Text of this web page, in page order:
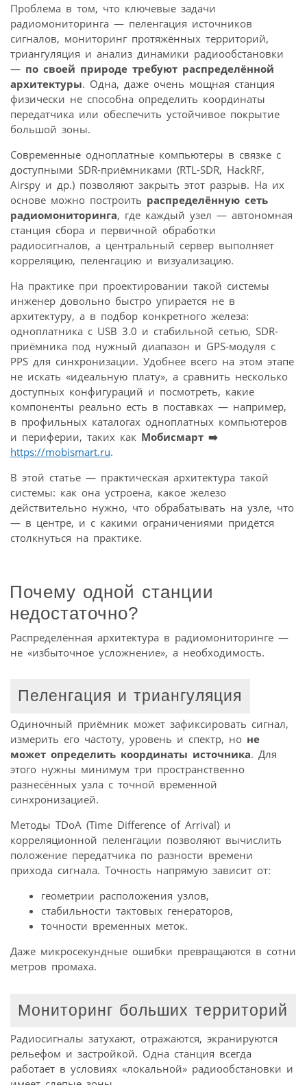
Проблема в том, что ключевые задачи
радиомониторинга — пеленгация источников
сигналов, мониторинг протяжённых территорий,
триангуляция и анализ динамики радиообстановки
— по своей природе требуют распределённой
архитектуры. Одна, даже очень мощная станция
физически не способна определить координаты
передатчика или обеспечить устойчивое покрытие
большой зоны.
Современные одноплатные компьютеры в связке с
доступными SDR-приёмниками (RTL-SDR, HackRF,
Airspy и др.) позволяют закрыть этот разрыв. На их
основе можно построить распределённую сеть
радиомониторинга, где каждый узел — автономная
станция сбора и первичной обработки
радиосигналов, а центральный сервер выполняет
корреляцию, пеленгацию и визуализацию.
На практике при проектировании такой системы
инженер довольно быстро упирается не в
архитектуру, а в подбор конкретного железа:
одноплатника с USB 3.0 и стабильной сетью, SDR-
приёмника под нужный диапазон и GPS-модуля с
PPS для синхронизации. Удобнее всего на этом этапе
не искать «идеальную плату», а сравнить несколько
доступных конфигураций и посмотреть, какие
компоненты реально есть в поставках — например,
в профильных каталогах одноплатных компьютеров
и периферии, таких как Мобисмарт ➡️
https://mobismart.ru.
В этой статье — практическая архитектура такой
системы: как она устроена, какое железо
действительно нужно, что обрабатывать на узле, что
— в центре, и с какими ограничениями придётся
столкнуться на практике.
Почему одной станции
недостаточно?
Распределённая архитектура в радиомониторинге —
не «избыточное усложнение», а необходимость.
Пеленгация и триангуляция
Одиночный приёмник может зафиксировать сигнал,
измерить его частоту, уровень и спектр, но не
может определить координаты источника. Для
этого нужны минимум три пространственно
разнесённых узла с точной временной
синхронизацией.
Методы TDoA (Time Difference of Arrival) и
корреляционной пеленгации позволяют вычислить
положение передатчика по разности времени
прихода сигнала. Точность напрямую зависит от:
геометрии расположения узлов,
стабильности тактовых генераторов,
точности временных меток.
Даже микросекундные ошибки превращаются в сотни
метров промаха.
Мониторинг больших территорий
Радиосигналы затухают, отражаются, экранируются
рельефом и застройкой. Одна станция всегда
работает в условиях «локальной» радиообстановки и